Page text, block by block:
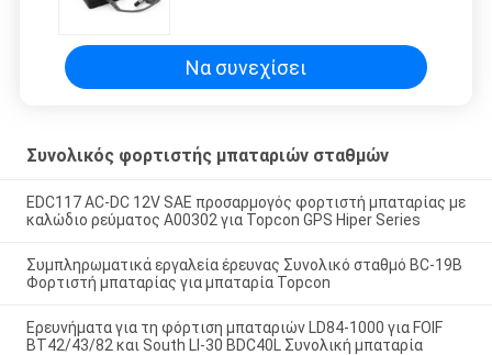
Να συνεχίσει
Συνολικός φορτιστής μπαταριών σταθμών
EDC117 AC-DC 12V SAE προσαρμογός φορτιστή μπαταρίας με
καλώδιο ρεύματος A00302 για Topcon GPS Hiper Series
Συμπληρωματικά εργαλεία έρευνας Συνολικό σταθμό BC-19B
Φορτιστή μπαταρίας για μπαταρία Topcon
Ερευνήματα για τη φόρτιση μπαταριών LD84-1000 για FOIF
BT42/43/82 και South LI-30 BDC40L Συνολική μπαταρία